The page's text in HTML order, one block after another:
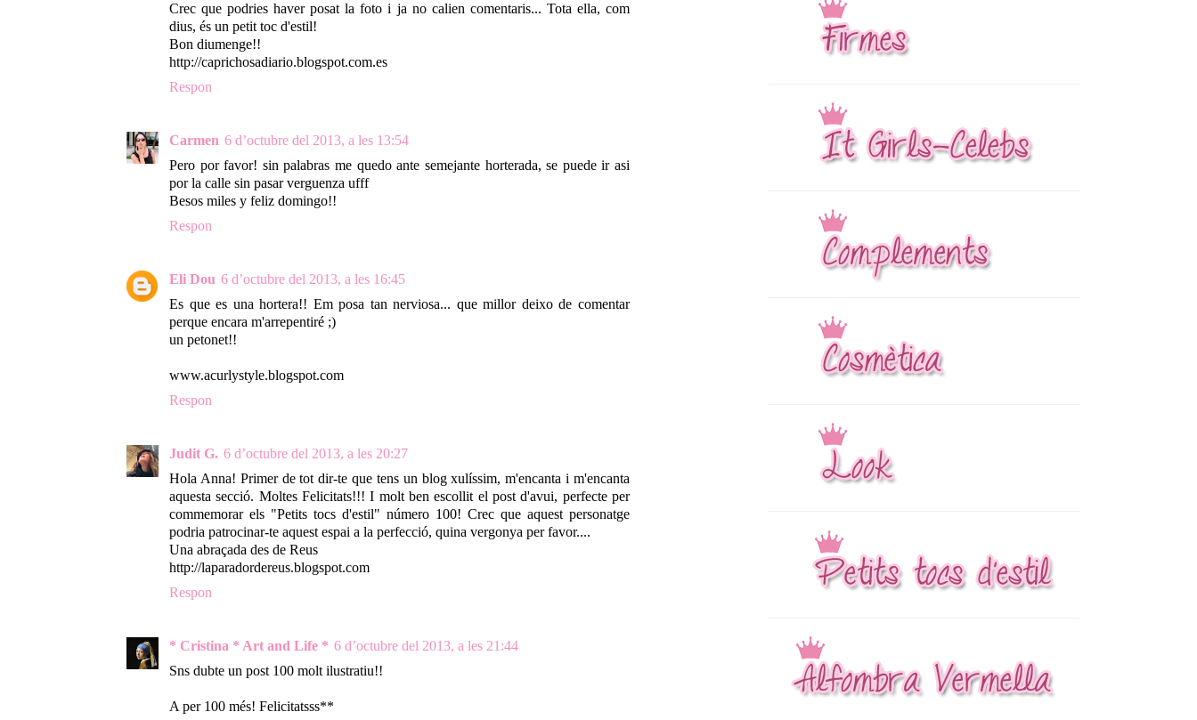
Crec que podries haver posat la foto i ja no calien comentaris... Tota ella, com
dius, és un petit toc d'estil!
Bon diumenge!!
http://caprichosadiario.blogspot.com.es
Respon
Carmen 6 d’octubre del 2013, a les 13:54
Pero por favor! sin palabras me quedo ante semejante horterada, se puede ir asi
por la calle sin pasar verguenza ufff
Besos miles y feliz domingo!!
Respon
Eli Dou 6 d’octubre del 2013, a les 16:45
Es que es una hortera!! Em posa tan nerviosa... que millor deixo de comentar
perque encara m'arrepentiré ;)
un petonet!!
www.acurlystyle.blogspot.com
Respon
Judit G. 6 d’octubre del 2013, a les 20:27
Hola Anna! Primer de tot dir-te que tens un blog xulíssim, m'encanta i m'encanta
aquesta secció. Moltes Felicitats!!! I molt ben escollit el post d'avui, perfecte per
commemorar els "Petits tocs d'estil" número 100! Crec que aquest personatge
podria patrocinar-te aquest espai a la perfecció, quina vergonya per favor....
Una abraçada des de Reus
http://laparadordereus.blogspot.com
Respon
* Cristina * Art and Life * 6 d’octubre del 2013, a les 21:44
Sns dubte un post 100 molt ilustratiu!!
A per 100 més! Felicitatsss**